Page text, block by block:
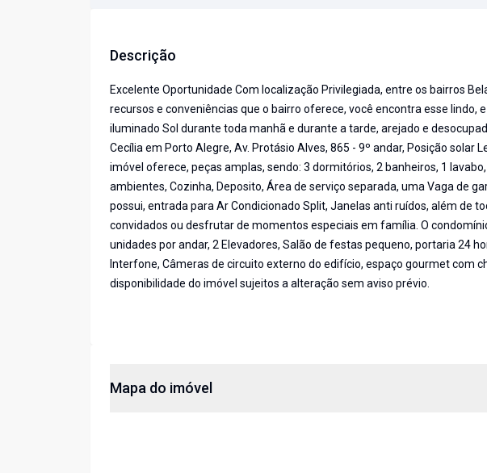
Descrição
Excelente Oportunidade Com localização Privilegiada, entre os bairros
recursos e conveniências que o bairro oferece, você encontra esse lindo,
iluminado Sol durante toda manhã e durante a tarde, arejado e
Cecília em Porto Alegre, Av. Protásio Alves, 865 - 9º andar, Posição solar
imóvel oferece, peças amplas, sendo: 3 dormitórios, 2 banheiros, 1
ambientes, Cozinha, Deposito, Área de serviço separada, uma Vaga de
possui, entrada para Ar Condicionado Split, Janelas anti ruídos, além de
convidados ou desfrutar de momentos especiais em família. O
unidades por andar, 2 Elevadores, Salão de festas pequeno, portaria 24
Interfone, Câmeras de circuito externo do edifício, espaço gourmet com
disponibilidade do imóvel sujeitos a alteração sem aviso prévio.
Mapa do imóvel